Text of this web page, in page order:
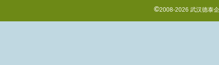
©2008-2026 武汉德泰